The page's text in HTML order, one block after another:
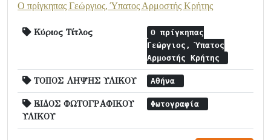
Ο πρίγκηπας Γεώργιος, Ύπατος Αρμοστής Κρήτης
Κύριος Τίτλος
Ο πρίγκηπας
Γεώργιος, Ύπατος
Αρμοστής Κρήτης
ΤΟΠΟΣ ΛΗΨΗΣ ΥΛΙΚΟΥ Αθήνα
ΕΙΔΟΣ ΦΩΤΟΓΡΑΦΙΚΟΥ
ΥΛΙΚΟΥ
Φωτογραφία